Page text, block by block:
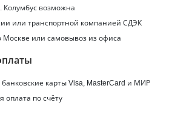
Колумбус возможна
или транспортной компанией СДЭК
Москве или самовывоз из офиса
карты Visa, MasterCard и МИР
оплата по счёту